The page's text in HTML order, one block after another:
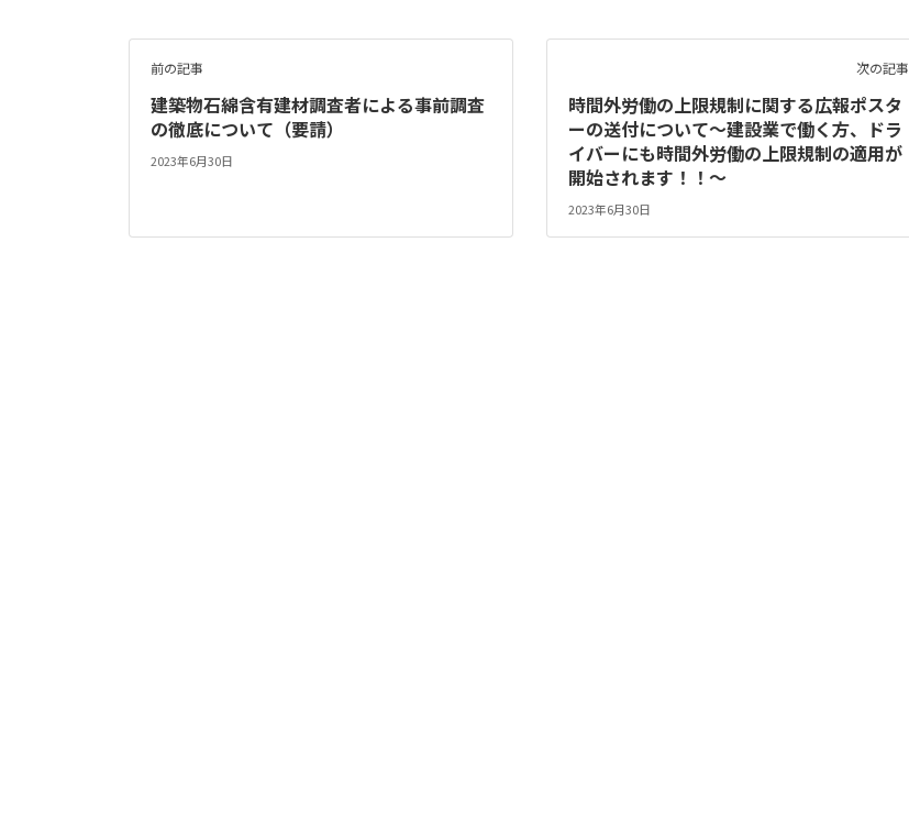
前の記事
建築物石綿含有建材調査者による事前調査
の徹底について（要請）
2023年6月30日
次の記事
時間外労働の上限規制に関する広報ポスタ
ーの送付について～建設業で働く方、ドラ
イバーにも時間外労働の上限規制の適用が
開始されます！！～
2023年6月30日